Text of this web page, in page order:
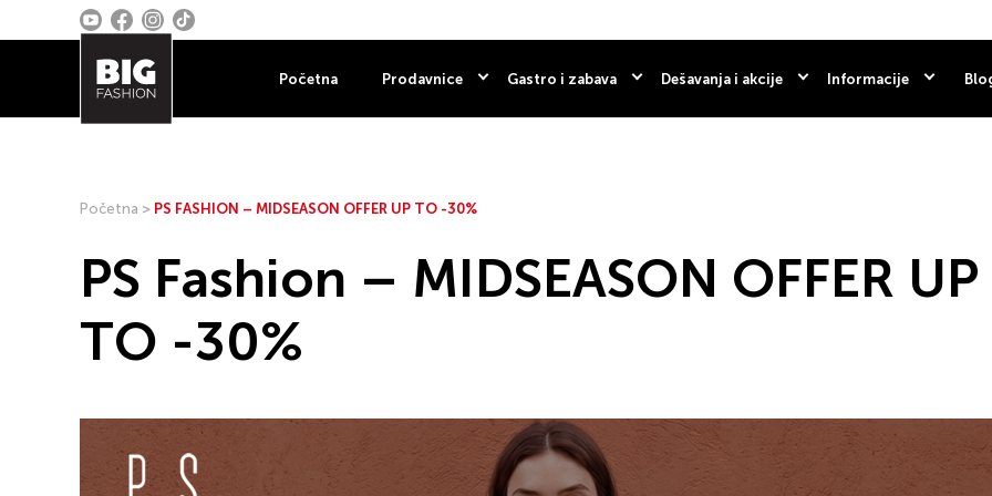
Početna Prodavnice Gastro i zabava Dešavanja i akcije Informacije
Početna > PS FASHION – MIDSEASON OFFER UP TO -30%
PS Fashion – MIDSEASON OFFER UP
TO -30%